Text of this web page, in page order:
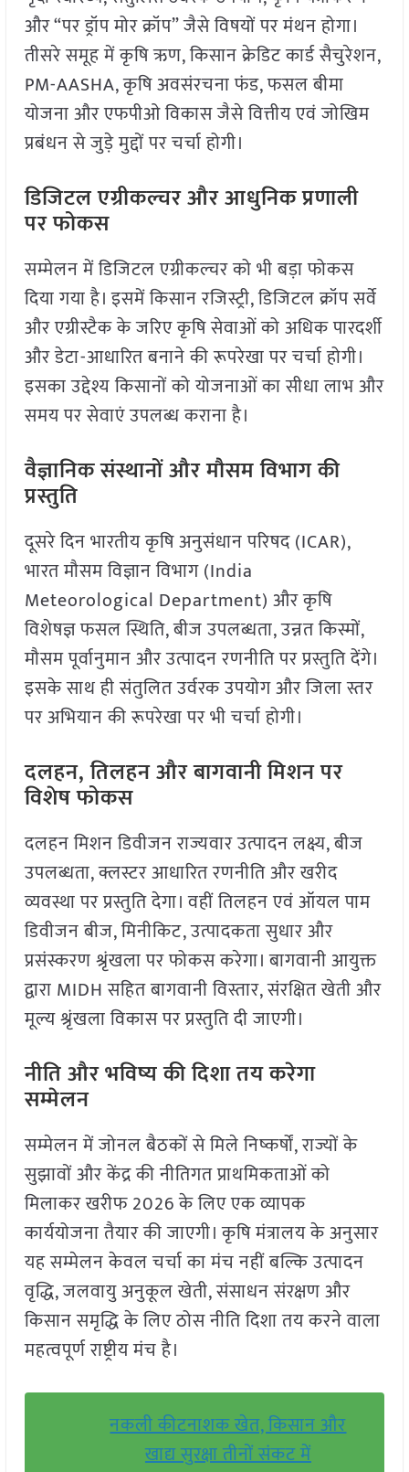
और “पर ड्रॉप मोर क्रॉप” जैसे विषयों पर मंथन होगा।
तीसरे समूह में कृषि ऋण, किसान क्रेडिट कार्ड सैचुरेशन,
PM-AASHA, कृषि अवसंरचना फंड, फसल बीमा
योजना और एफपीओ विकास जैसे वित्तीय एवं जोखिम
प्रबंधन से जुड़े मुद्दों पर चर्चा होगी।
डिजिटल एग्रीकल्चर और आधुनिक प्रणाली
पर फोकस
सम्मेलन में डिजिटल एग्रीकल्चर को भी बड़ा फोकस
दिया गया है। इसमें किसान रजिस्ट्री, डिजिटल क्रॉप सर्वे
और एग्रीस्टैक के जरिए कृषि सेवाओं को अधिक पारदर्शी
और डेटा-आधारित बनाने की रूपरेखा पर चर्चा होगी।
इसका उद्देश्य किसानों को योजनाओं का सीधा लाभ और
समय पर सेवाएं उपलब्ध कराना है।
वैज्ञानिक संस्थानों और मौसम विभाग की
प्रस्तुति
दूसरे दिन भारतीय कृषि अनुसंधान परिषद (ICAR),
भारत मौसम विज्ञान विभाग (India
Meteorological Department) और कृषि
विशेषज्ञ फसल स्थिति, बीज उपलब्धता, उन्नत किस्मों,
मौसम पूर्वानुमान और उत्पादन रणनीति पर प्रस्तुति देंगे।
इसके साथ ही संतुलित उर्वरक उपयोग और जिला स्तर
पर अभियान की रूपरेखा पर भी चर्चा होगी।
दलहन, तिलहन और बागवानी मिशन पर
विशेष फोकस
दलहन मिशन डिवीजन राज्यवार उत्पादन लक्ष्य, बीज
उपलब्धता, क्लस्टर आधारित रणनीति और खरीद
व्यवस्था पर प्रस्तुति देगा। वहीं तिलहन एवं ऑयल पाम
डिवीजन बीज, मिनीकिट, उत्पादकता सुधार और
प्रसंस्करण श्रृंखला पर फोकस करेगा। बागवानी आयुक्त
द्वारा MIDH सहित बागवानी विस्तार, संरक्षित खेती और
मूल्य श्रृंखला विकास पर प्रस्तुति दी जाएगी।
नीति और भविष्य की दिशा तय करेगा
सम्मेलन
सम्मेलन में जोनल बैठकों से मिले निष्कर्षों, राज्यों के
सुझावों और केंद्र की नीतिगत प्राथमिकताओं को
मिलाकर खरीफ 2026 के लिए एक व्यापक
कार्ययोजना तैयार की जाएगी। कृषि मंत्रालय के अनुसार
यह सम्मेलन केवल चर्चा का मंच नहीं बल्कि उत्पादन
वृद्धि, जलवायु अनुकूल खेती, संसाधन संरक्षण और
किसान समृद्धि के लिए ठोस नीति दिशा तय करने वाला
महत्वपूर्ण राष्ट्रीय मंच है।
नकली कीटनाशक खेत, किसान और
खाद्य सुरक्षा तीनों संकट में